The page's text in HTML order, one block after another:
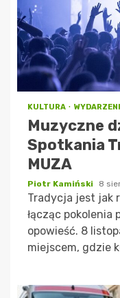
KULTURA
Muzyczne
Spotkania
MUZA
Piotr Kamiński 8
Tradycja jest jak
łącząc pokolenia
opowieść. 8
miejscem, gdzie